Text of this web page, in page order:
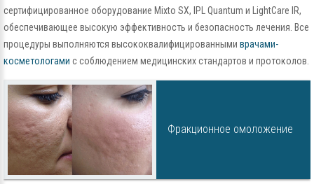
сертифицированное оборудование Mixto SX, IPL Quantum и LightCare IR,
обеспечивающее высокую эффективность и безопасность лечения. Все
процедуры выполняются высококвалифицированными врачами-
косметологами с соблюдением медицинских стандартов и протоколов.
Фракционное омоложение